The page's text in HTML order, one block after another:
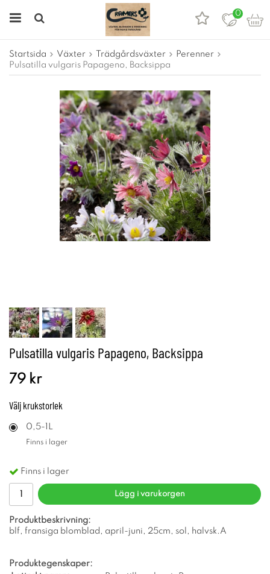
0
Startsida Växter Trädgårdsväxter
Perenner
Pulsatilla vulgaris Papageno, Backsippa
Pulsatilla vulgaris Papageno, Backsippa
79 kr
Välj krukstorlek
0,5-1L
Finns i lager
Finns i lager
Lägg i varukorgen
Produktbeskrivning:
blf, fransiga blomblad, april-juni, 25cm, sol, halvsk.A
Produktegenskaper: